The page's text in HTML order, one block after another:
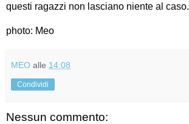
questi ragazzi non lasciano niente al caso.
photo: Meo
MEO alle 14:08
Condividi
Nessun commento: